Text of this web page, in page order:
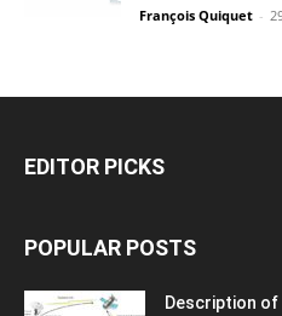
François Quiquet -
EDITOR PICKS
POPULAR POSTS
Description